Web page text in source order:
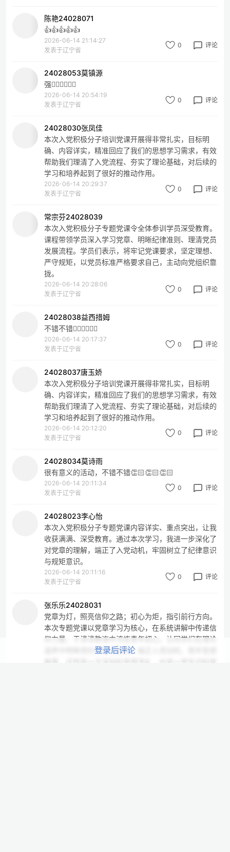
陈艳24028071
👍👍👍👍👍
2026-06-14 21:14:27
发表于辽宁省
0 评论
24028053莫镇源
强👍🏻👍🏻👍🏻
2026-06-14 20:54:19
发表于辽宁省
0 评论
24028030张凤佳
本次入党积极分子培训党课开展得非常扎实，目标明
确、内容详实，精准回应了我们的思想学习需求，有效
帮助我们理清了入党流程、夯实了理论基础，对后续的
学习和培养起到了很好的推动作用。
2026-06-14 20:29:37
发表于辽宁省
0 评论
常宗芬24028039
本次入党积极分子专题党课令全体参训学员深受教育。
课程带领学员深入学习党章、明晰纪律准则、理清党员
发展流程。学员们表示，将牢记党课要求，坚定理想、
严守规矩，以党员标准严格要求自己，主动向党组织靠
拢。
2026-06-14 20:28:06
发表于辽宁省
0 评论
24028038益西措姆
不错不错👍🏻👍🏻👍🏻
2026-06-14 20:17:37
发表于辽宁省
0 评论
24028037唐玉娇
本次入党积极分子培训党课开展得非常扎实，目标明
确、内容详实，精准回应了我们的思想学习需求，有效
帮助我们理清了入党流程、夯实了理论基础，对后续的
学习和培养起到了很好的推动作用。
2026-06-14 20:12:20
发表于辽宁省
0 评论
24028034莫诗雨
很有意义的活动，不错不错👏🏻👏🏻👏🏻
2026-06-14 20:11:34
发表于辽宁省
0 评论
24028023李心怡
本次入党积极分子专题党课内容详实、重点突出，让我
收获满满、深受教育。通过本次学习，我进一步深化了
对党章的理解，端正了入党动机，牢固树立了纪律意识
与规矩意识。
2026-06-14 20:11:16
发表于辽宁省
0 评论
张乐乐24028031
党章为灯，照亮信仰之路；初心为炬，指引前行方向。
本次专题党课以党章学习为核心，在系统讲解中传递信
仰力量，于谆谆教诲中淬炼青年初心。让同学们在理论
滋养中明晰党的宗旨与纪律，端正入党动机、筑牢思想
根基。这既是一次深刻的思想洗礼，也是一堂生动的党
登录后评论